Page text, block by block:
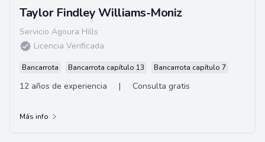
Taylor Findley Williams-Moniz
Servicio Agoura Hills
Licencia Verificada
Bancarrota Bancarrota capítulo 13 Bancarrota capítulo 7
12 años de experiencia | Consulta gratis
Más info